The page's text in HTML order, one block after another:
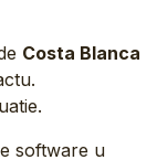
Costa Blanca
software u